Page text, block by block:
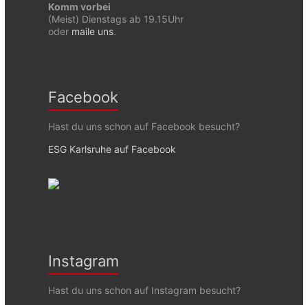
Komm vorbei
(Meist) Dienstags ab 19.15Uhr
oder maile uns.
Facebook
Hast du uns schon auf Facebook besucht?
ESG Karlsruhe auf Facebook
Instagram
Hast du uns schon auf Instagram besucht?